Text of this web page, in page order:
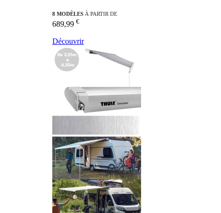
8 MODÈLES À PARTIR DE
689,99 €
Découvrir